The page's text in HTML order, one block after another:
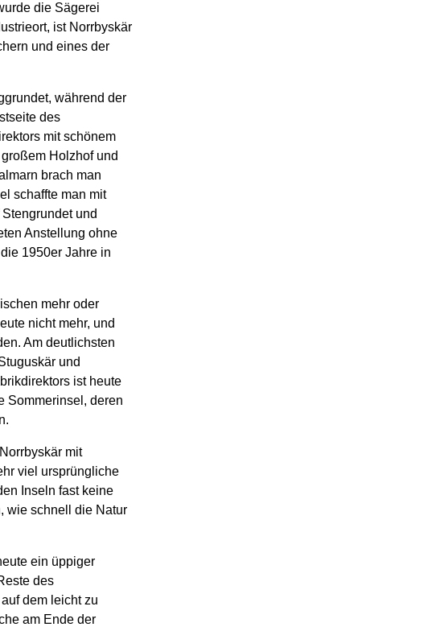
die Sägerei
ist Norrbyskär
und eines der
während der
des
mit schönem
Holzhof und
brach man
schaffte man mit
und
Anstellung ohne
1950er Jahre in
mehr oder
nicht mehr, und
Am deutlichsten
und
ist heute
Sommerinsel, deren
mit
viel ursprüngliche
Inseln fast keine
wie schnell die Natur
ein üppiger
des
dem leicht zu
am Ende der